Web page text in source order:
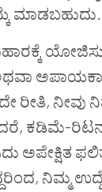
ಮಾಡಬಹುದು.
ಅಪಾಯಕಾರಿ
ರೀತಿ, ನೀವು
, ಕಡಿಮೆ-
ಅಪೇಕ್ಷಿತ
, ನಿಮ್ಮ